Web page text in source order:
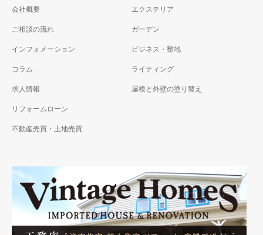
会社概要
ご相談の流れ
インフォメーション
コラム
求人情報
リフォームローン
不動産売買・土地売買
エクステリア
ガーデン
ビジネス・整地
ライティング
屋根と外壁の塗り替え